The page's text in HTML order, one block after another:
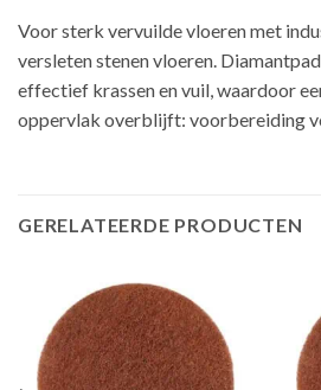
Voor sterk vervuilde vloeren met
versleten stenen vloeren.
effectief krassen en vuil, waardoor
oppervlak overblijft: voorbereiding
GERELATEERDE PRODUCTEN